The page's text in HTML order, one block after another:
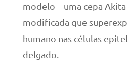
modelo – uma cepa
modificada que
humano nas células
delgado.